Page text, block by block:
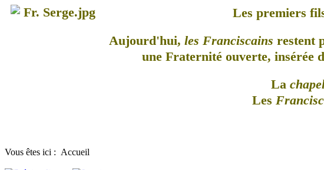
Les premiers
Aujourd'hui, les Franciscains restent
une Fraternité ouverte, insérée
La
Les
Vous êtes ici : Accueil